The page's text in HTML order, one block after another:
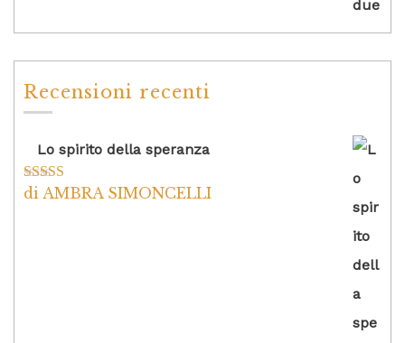
Recensioni recenti
Lo spirito della speranza
Valutato5su
di AMBRA SIMONCELLI